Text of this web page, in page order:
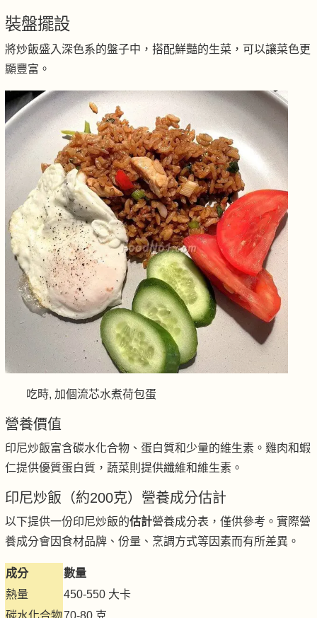
裝盤擺設
將炒飯盛入深色系的盤子中，搭配鮮豔的生菜，可以讓菜色更
顯豐富。
吃時, 加個流芯水煮荷包蛋
營養價值
印尼炒飯富含碳水化合物、蛋白質和少量的維生素。雞肉和蝦
仁提供優質蛋白質，蔬菜則提供纖維和維生素。
印尼炒飯（約200克）營養成分估計
以下提供一份印尼炒飯的估計營養成分表，僅供參考。實際營
養成分會因食材品牌、份量、烹調方式等因素而有所差異。
成分
數量
熱量
450-550 大卡